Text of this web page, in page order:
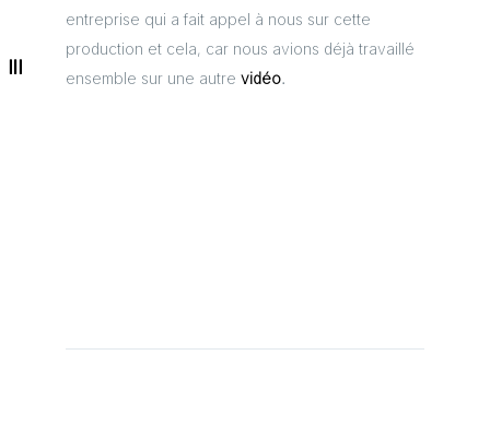
entreprise qui a fait appel à nous sur cette
production et cela, car nous avions déjà travaillé
ensemble sur une autre vidéo.